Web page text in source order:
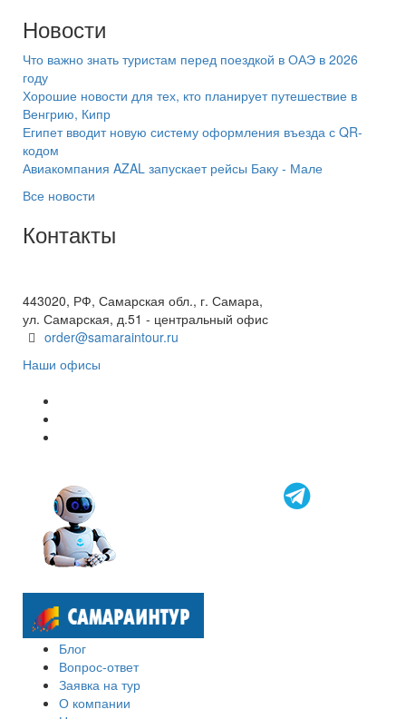
Новости
Что важно знать туристам перед поездкой в ОАЭ в 2026
году
Хорошие новости для тех, кто планирует путешествие в
Венгрию, Кипр
Египет вводит новую систему оформления въезда с QR-
кодом
Авиакомпания AZAL запускает рейсы Баку - Мале
Все новости
Контакты
443020, РФ, Самарская обл., г. Самара,
ул. Самарская, д.51 - центральный офис
order@samaraintour.ru
Наши офисы
Блог
Вопрос-ответ
Заявка на тур
О компании